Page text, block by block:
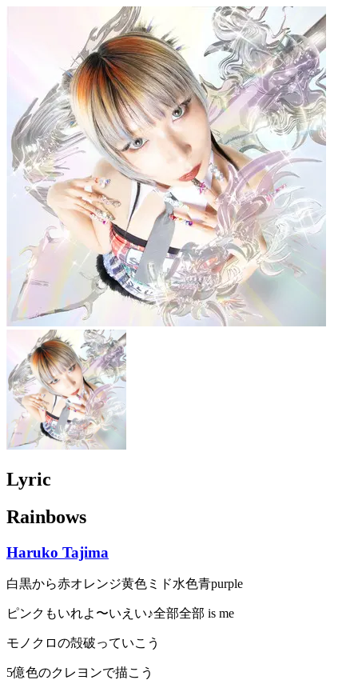
Lyric
Rainbows
Haruko Tajima
白黒から赤オレンジ黄色ミド水色青purple
ピンクもいれよ〜いえい♪全部全部 is me
モノクロの殻破っていこう
5億色のクレヨンで描こう